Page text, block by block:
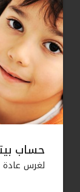
حساب
لغرس عادة